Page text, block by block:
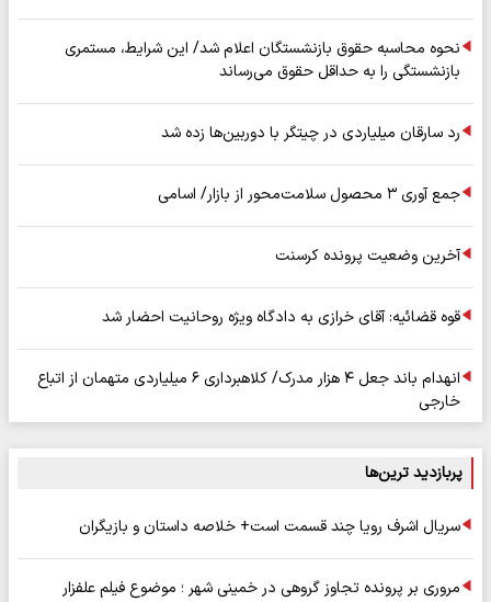
نحوه محاسبه حقوق بازنشستگان اعلام شد/ این شرایط، مستمری
بازنشستگی را به حداقل حقوق می‌رساند
رد سارقان میلیاردی در چیتگر با دوربین‌ها زده شد
جمع آوری ۳ محصول سلامت‌محور از بازار/ اسامی
آخرین وضعیت پرونده کرسنت
قوه قضائیه: آقای خرازی به دادگاه ویژه روحانیت احضار شد
انهدام باند جعل ۴ هزار مدرک/ کلاهبرداری ۶ میلیاردی متهمان از اتباع
خارجی
پربازدید ترین‌ها
سریال اشرف رویا چند قسمت است+ خلاصه داستان و بازیگران
مروری بر پرونده تجاوز گروهی در خمینی شهر ؛ موضوع فیلم علفزار